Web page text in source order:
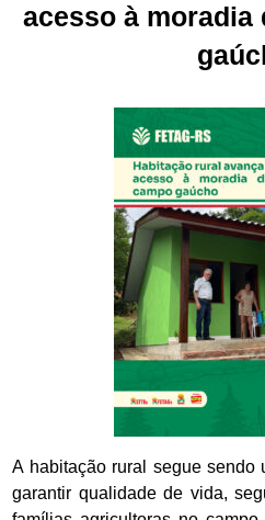
acesso à moradia
A habitação rural segue sendo
garantir qualidade de vida,